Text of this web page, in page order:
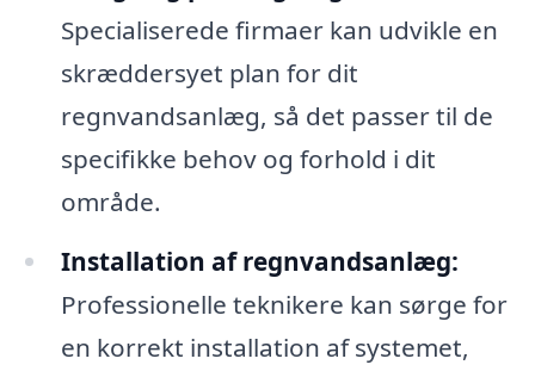
Specialiserede firmaer kan udvikle en
skræddersyet plan for dit
regnvandsanlæg, så det passer til de
specifikke behov og forhold i dit
område.
Installation af regnvandsanlæg:
Professionelle teknikere kan sørge for
en korrekt installation af systemet,